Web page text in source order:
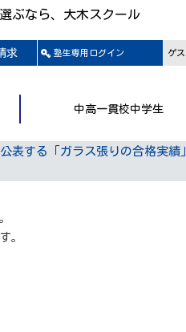
ぶなら、大木スクール
塾生専用 ログイン ゲ
求
中高一貫校中学生
する「ガラス張りの合格実
。